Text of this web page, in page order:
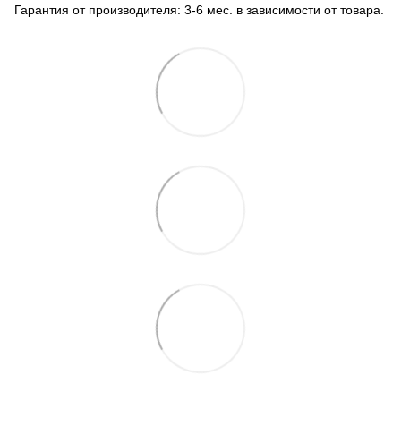
Гарантия от производителя: 3-6 мес. в зависимости от товара.